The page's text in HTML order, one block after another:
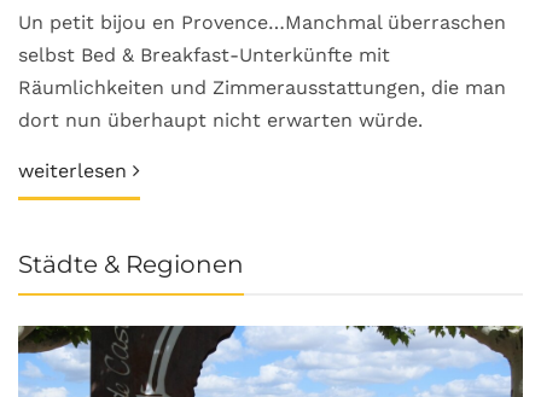
Un petit bijou en Provence…Manchmal überraschen
selbst Bed & Breakfast-Unterkünfte mit
Räumlichkeiten und Zimmerausstattungen, die man
dort nun überhaupt nicht erwarten würde.
weiterlesen
Städte & Regionen